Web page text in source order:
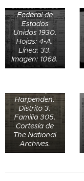
Unidos. Censo
Federal de
Estados
Unidos 1930.
Hojas: 4-A.
Línea: 33.
Imagen: 1068.
(13 años) el 2
de abril de 1911
en
Harpenden,
Hertfordshire,
Inglaterra.
Censo de 1911
Harpenden.
Distrito 3.
Familia 305.
Cortesía de
The National
Archives.